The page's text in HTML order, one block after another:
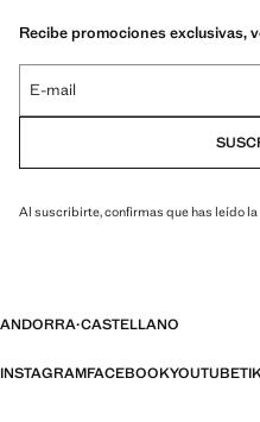
Recibe promociones exclusivas,
E-mail
Al suscribirte, confirmas que has leído la
ANDORRA·CASTELLANO
INSTAGRAMFACEBOOKYOUTUBE